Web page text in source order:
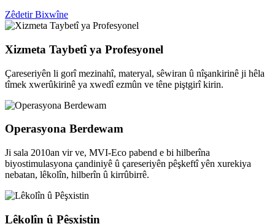
Zêdetir Bixwîne
Xizmeta Taybetî ya Profesyonel
Çareseriyên li gorî mezinahî, materyal, sêwiran û nîşankirinê ji hêla
tîmek xwerûkirinê ya xwedî ezmûn ve têne piştgirî kirin.
Operasyona Berdewam
Ji sala 2010an vir ve, MVI-Eco pabend e bi hilberîna
biyostimulasyona çandiniyê û çareseriyên pêşkeftî yên xurekiya
nebatan, lêkolîn, hilberîn û kirrûbirrê.
Lêkolîn û Pêşxistin